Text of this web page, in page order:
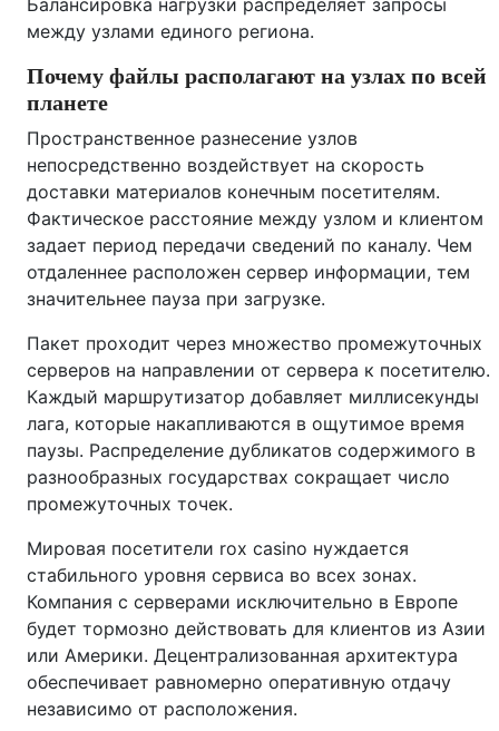
Балансировка нагрузки распределяет запросы
между узлами единого региона.
Почему файлы располагают на узлах по всей
планете
Пространственное разнесение узлов
непосредственно воздействует на скорость
доставки материалов конечным посетителям.
Фактическое расстояние между узлом и клиентом
задает период передачи сведений по каналу. Чем
отдаленнее расположен сервер информации, тем
значительнее пауза при загрузке.
Пакет проходит через множество промежуточных
серверов на направлении от сервера к посетителю.
Каждый маршрутизатор добавляет миллисекунды
лага, которые накапливаются в ощутимое время
паузы. Распределение дубликатов содержимого в
разнообразных государствах сокращает число
промежуточных точек.
Мировая посетители rox casino нуждается
стабильного уровня сервиса во всех зонах.
Компания с серверами исключительно в Европе
будет тормозно действовать для клиентов из Азии
или Америки. Децентрализованная архитектура
обеспечивает равномерно оперативную отдачу
независимо от расположения.